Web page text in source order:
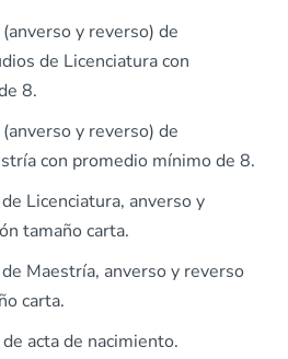
y reverso) de
de Licenciatura con
8.
y reverso) de
con promedio mínimo de 8.
Licenciatura, anverso y
tamaño carta.
Maestría, anverso y reverso
carta.
acta de nacimiento.